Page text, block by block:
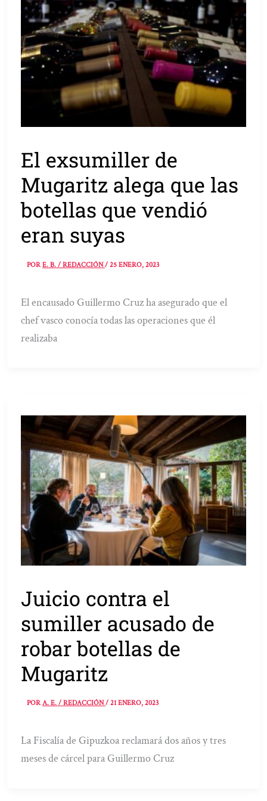
El exsumiller de
Mugaritz alega que las
botellas que vendió
eran suyas
PORE. B. / REDACCIÓN/25 ENERO, 2023
El encausado Guillermo Cruz ha asegurado que el
chef vasco conocía todas las operaciones que él
realizaba
Juicio contra el
sumiller acusado de
robar botellas de
Mugaritz
PORA. E. / REDACCIÓN/21 ENERO, 2023
La Fiscalía de Gipuzkoa reclamará dos años y tres
meses de cárcel para Guillermo Cruz